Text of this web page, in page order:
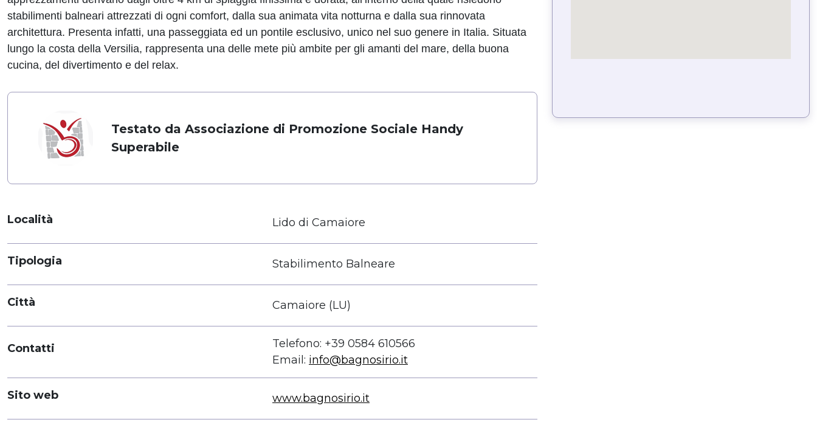
stabilimenti balneari attrezzati di ogni comfort, dalla sua animata vita notturna e dalla sua rinnovata
architettura. Presenta infatti, una passeggiata ed un pontile esclusivo, unico nel suo genere in Italia. Situata
lungo la costa della Versilia, rappresenta una delle mete più ambite per gli amanti del mare, della buona
cucina, del divertimento e del relax.
Testato da Associazione di Promozione Sociale Handy
Superabile
Località Lido di Camaiore
Tipologia Stabilimento Balneare
Città Camaiore (LU)
Contatti
Telefono: +39 0584 610566
Email: info@bagnosirio.it
Sito web www.bagnosirio.it